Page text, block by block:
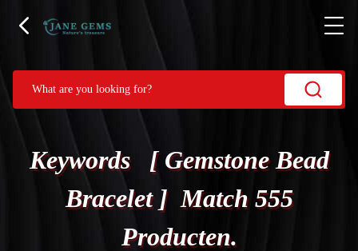
Keywords [ Gemstone Bead
Bracelet ] Match 555
Producten.